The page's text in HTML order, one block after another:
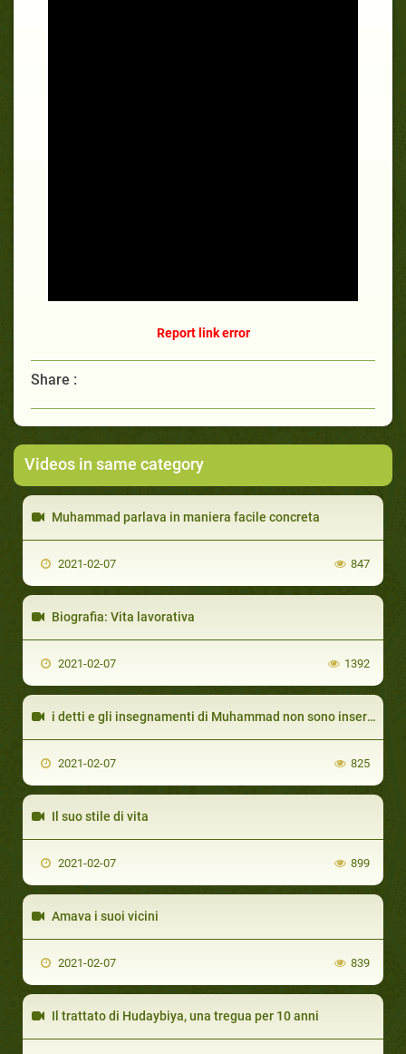
Report link error
Share :
Videos in same category
Muhammad parlava in maniera facile concreta
2021-02-07 847
Biografia: Vita lavorativa
2021-02-07 1392
i detti e gli insegnamenti di Muhammad non sono inseriti nel Corano
2021-02-07 825
Il suo stile di vita
2021-02-07 899
Amava i suoi vicini
2021-02-07 839
Il trattato di Hudaybiya, una tregua per 10 anni